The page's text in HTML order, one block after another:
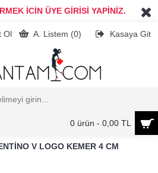
İCİN ÜYE GİRİSİ YAPİNİZ.
Ol A. Listem (0) Kasaya Git
0 ürün - 0,00 TL
V LOGO KEMER 4 CM